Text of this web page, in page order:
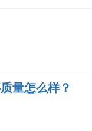
量怎么样？